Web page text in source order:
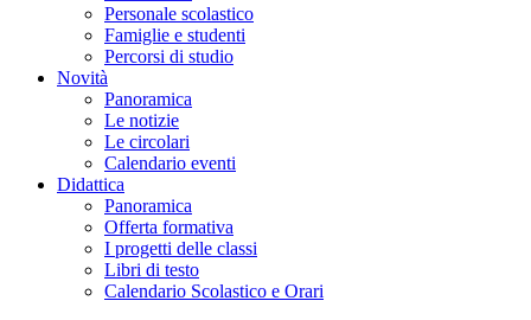
Personale scolastico
Famiglie e studenti
Percorsi di studio
Novità
Panoramica
Le notizie
Le circolari
Calendario eventi
Didattica
Panoramica
Offerta formativa
I progetti delle classi
Libri di testo
Calendario Scolastico e Orari